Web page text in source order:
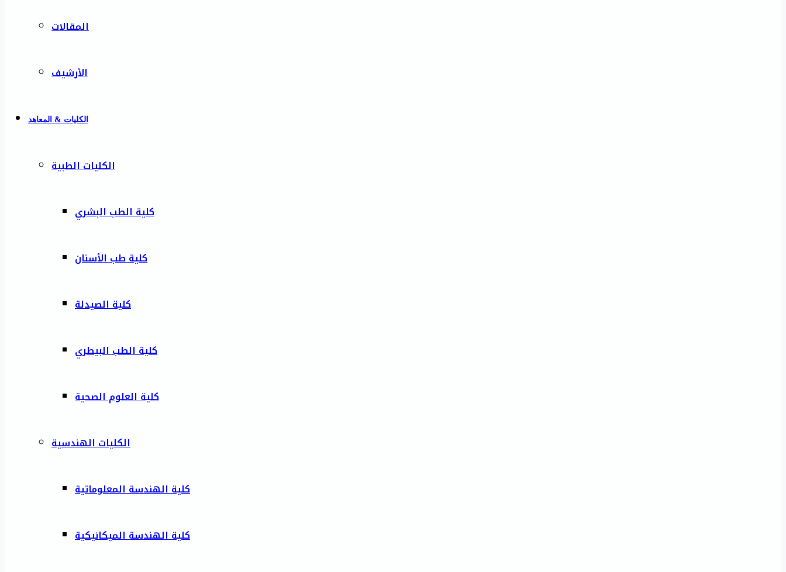
المقالات
الأرشيف
الكليات & المعاهد
الكليات الطبية
كلية الطب البشري
كلية طب الأسنان
كلية الصيدلة
كلية الطب البيطري
كلية العلوم الصحية
الكليات الهندسية
كلية الهندسة المعلوماتية
كلية الهندسة الميكانيكية